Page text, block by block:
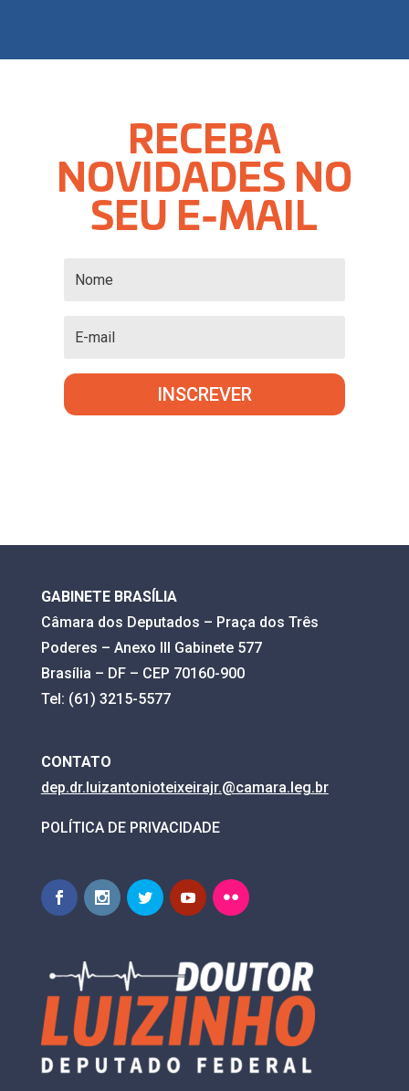
RECEBA
NOVIDADES NO
SEU E-MAIL
INSCREVER
GABINETE BRASÍLIA
Câmara dos Deputados – Praça dos Três
Poderes – Anexo III Gabinete 577
Brasília – DF – CEP 70160-900
Tel: (61) 3215-5577
CONTATO
dep.dr.luizantonioteixeirajr.@camara.leg.br
POLÍTICA DE PRIVACIDADE